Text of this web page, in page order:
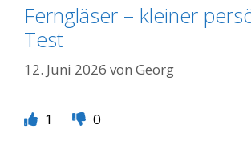
Ferngläser – kleiner
Test
12. Juni 2026 von Georg
1
0